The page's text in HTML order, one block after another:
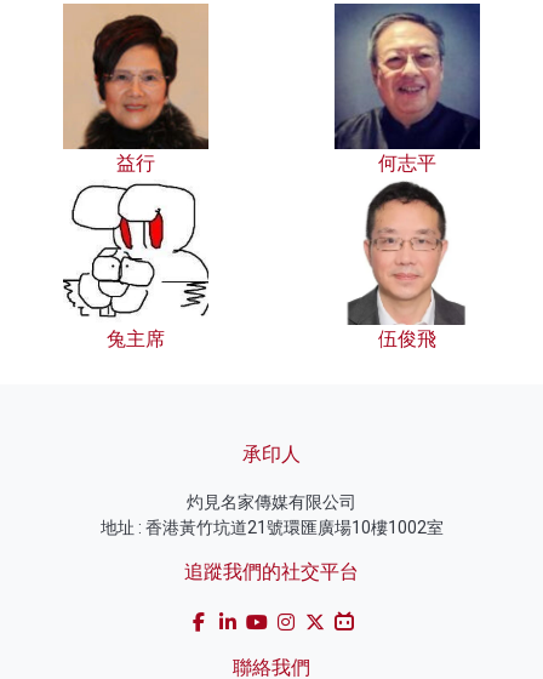
益行 何志平
兔主席 伍俊飛
承印人
灼見名家傳媒有限公司
地址 : 香港黃竹坑道21號環匯廣場10樓1002室
追蹤我們的社交平台
聯絡我們